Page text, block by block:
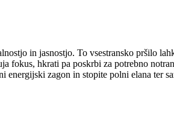
in jasnostjo. To vsestransko pršilo
fokus, hkrati pa poskrbi za potrebno
zagon in stopite polni elana ter